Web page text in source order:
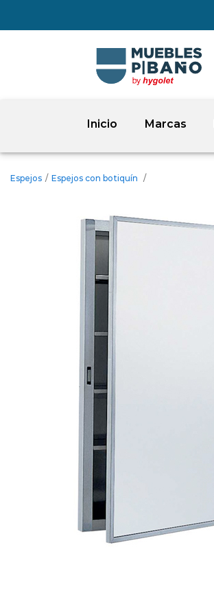
Inicio Marcas
Espejos / Espejos con botiquín /